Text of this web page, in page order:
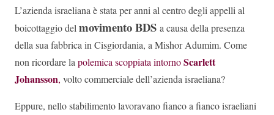
L’azienda israeliana è stata per anni al centro degli appelli al
boicottaggio delmovimento BDS a causa della presenza
della sua fabbrica in Cisgiordania, a Mishor Adumim. Come
non ricordare lapolemica scoppiata intornoScarlett
Johansson, volto commerciale dell’azienda israeliana?
Eppure, nello stabilimento lavoravano fianco a fianco israeliani